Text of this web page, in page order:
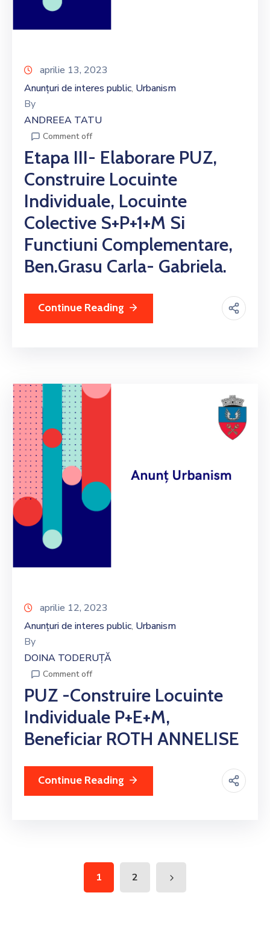
aprilie 13, 2023
Anunțuri de interes public‚ Urbanism
By
ANDREEA TATU
Comment off
Etapa III- Elaborare PUZ,
Construire Locuinte
Individuale, Locuinte
Colective S+P+1+M Si
Functiuni Complementare,
Ben.Grasu Carla- Gabriela.
Continue Reading
aprilie 12, 2023
Anunțuri de interes public‚ Urbanism
By
DOINA TODERUȚĂ
Comment off
PUZ -Construire Locuinte
Individuale P+E+M,
Beneficiar ROTH ANNELISE
Continue Reading
1 2